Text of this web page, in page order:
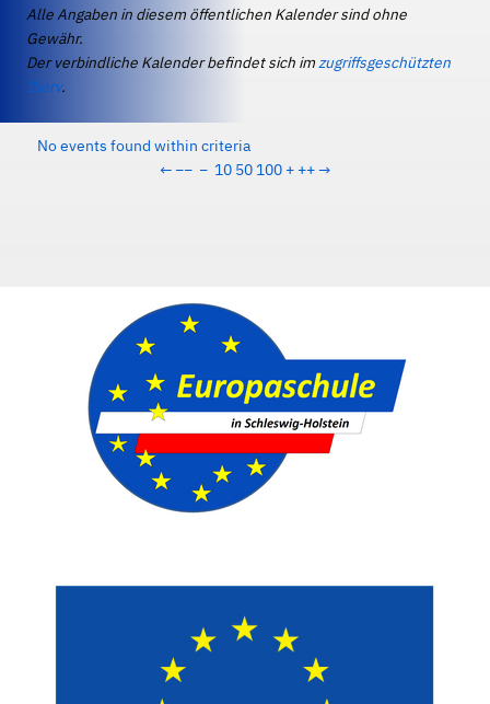
Alle Angaben in diesem öffentlichen Kalender sind ohne
Gewähr.
Der verbindliche Kalender befindet sich imzugriffsgeschützten
IServ.
No events found within criteria
← −− − 10 50 100 + ++→